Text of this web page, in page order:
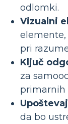
odlomki.
Vizualni
pri
Ključ
za
primarnih
da bo